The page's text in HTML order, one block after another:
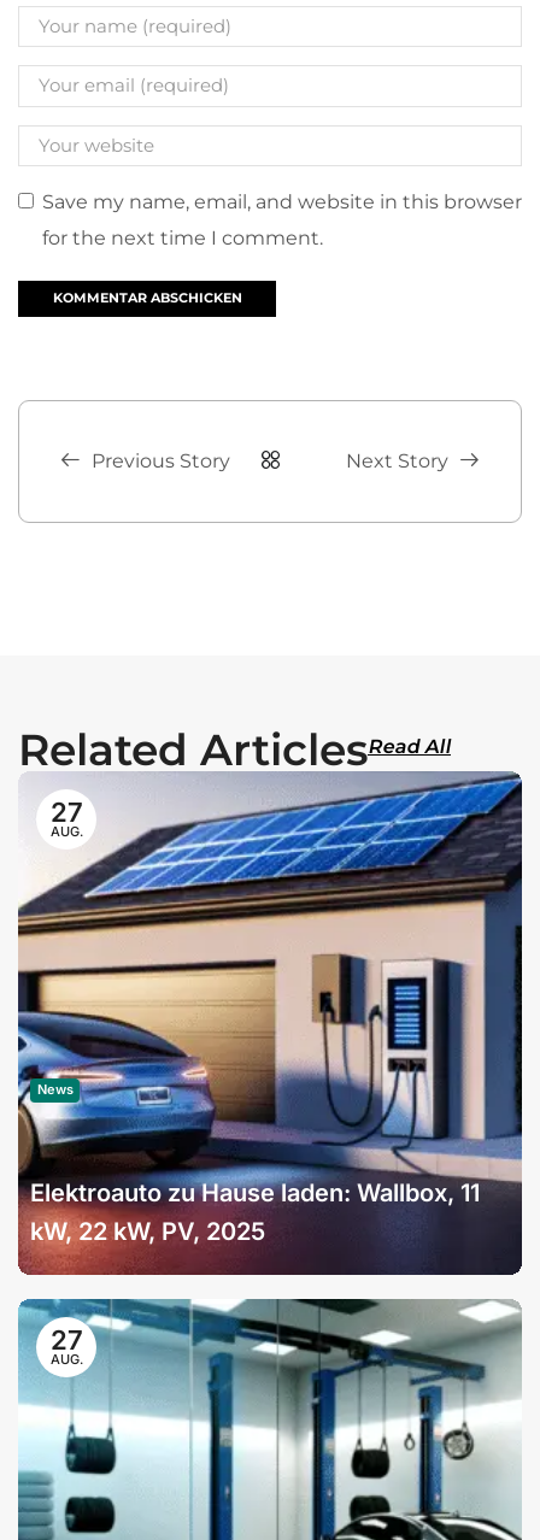
Save my name, email, and website in this browser
for the next time I comment.
Previous Story Next Story
Related ArticlesRead All
27
AUG.
News
Elektroauto zu Hause laden: Wallbox, 11
kW, 22 kW, PV, 2025
27
AUG.